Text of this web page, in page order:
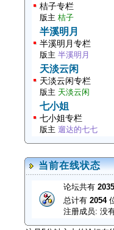
桔子专栏
版主 桔子
半溪明月
半溪明月专栏
版主 半溪明月
天淡云闲
天淡云闲专栏
版主 天淡云闲
七小姐
七小姐专栏
版主 遛达的七七
当前在线状态
论坛共有
总计有 2054
注册成员: 没